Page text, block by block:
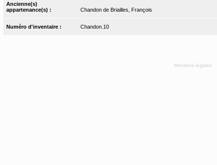
Ancienne(s)
appartenance(s) :
Chandon de Briailles, François
Numéro d'inventaire : Chandon.10
Mentions légales